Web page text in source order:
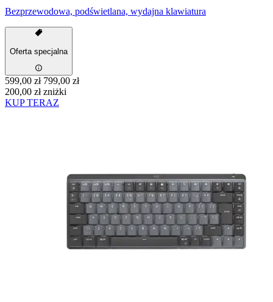
Bezprzewodowa, podświetlana, wydajna klawiatura
Oferta specjalna
599,00 zł 799,00 zł
200,00 zł zniżki
KUP TERAZ